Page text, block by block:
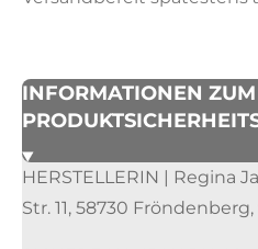
INFORMATIONEN ZUM
HERSTELLERIN | Regina
Str. 11, 58730